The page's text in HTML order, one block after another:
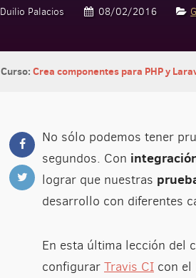
Duilio Palacios 08/02/2016
Curso:Crea componentes para PHP y
No sólo podemos tener
segundos. Con
lograr que nuestras
desarrollo con diferentes
En esta última lección del
configurar Travis CI con el